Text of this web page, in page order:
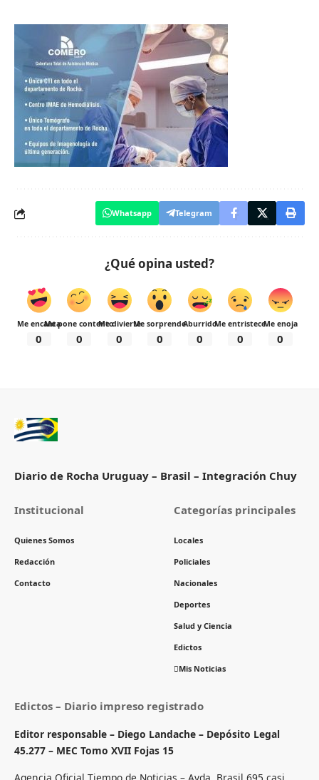
Whatsapp Telegram
¿Qué opina usted?
Me encanta
0
Me pone contento
0
Me divierte
0
Me sorprende
0
Aburrido
0
Me entristece
0
Me enoja
0
Diario de Rocha Uruguay – Brasil – Integración Chuy
Institucional
Quienes Somos
Redacción
Contacto
Categorías principales
Locales
Policiales
Nacionales
Deportes
Salud y Ciencia
Edictos
Mis Noticias
Edictos – Diario impreso registrado
Editor responsable – Diego Landache – Depósito Legal
45.277 – MEC Tomo XVII Fojas 15